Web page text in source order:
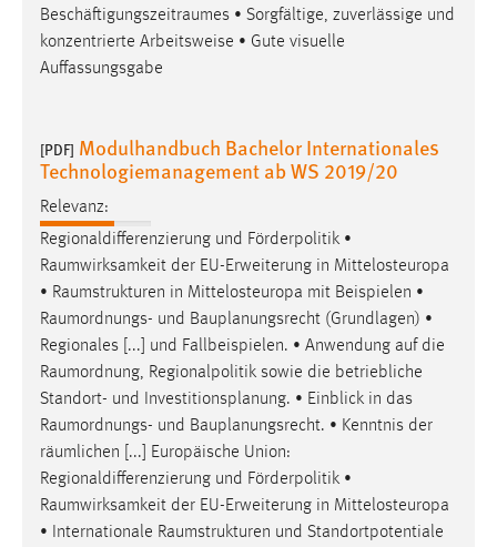
Beschäftigungszeitraumes • Sorgfältige, zuverlässige und
konzentrierte Arbeitsweise • Gute visuelle
Auffassungsgabe
[PDF] Modulhandbuch Bachelor Internationales
Technologiemanagement ab WS 2019/20
Relevanz:
Regionaldifferenzierung und Förderpolitik •
Raumwirksamkeit der EU-Erweiterung in Mittelosteuropa
• Raumstrukturen in Mittelosteuropa mit Beispielen •
Raumordnungs- und Bauplanungsrecht (Grundlagen) •
Regionales [...] und Fallbeispielen. • Anwendung auf die
Raumordnung, Regionalpolitik sowie die betriebliche
Standort- und Investitionsplanung. • Einblick in das
Raumordnungs- und Bauplanungsrecht. • Kenntnis der
räumlichen [...] Europäische Union:
Regionaldifferenzierung und Förderpolitik •
Raumwirksamkeit der EU-Erweiterung in Mittelosteuropa
• Internationale Raumstrukturen und Standortpotentiale